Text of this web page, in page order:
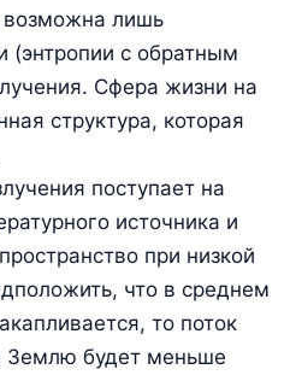
лишь
(энтропии с обратным
Сфера жизни на
структура, которая
поступает на
источника и
при низкой
что в среднем
то поток
Землю будет меньше